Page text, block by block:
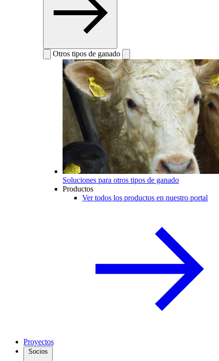
Otros tipos de ganado
Soluciones para otros tipos de ganado
Productos
Ver todos los productos en nuestro portal
Proyectos
Socios